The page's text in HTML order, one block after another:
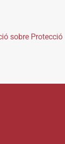
sobre Protecció